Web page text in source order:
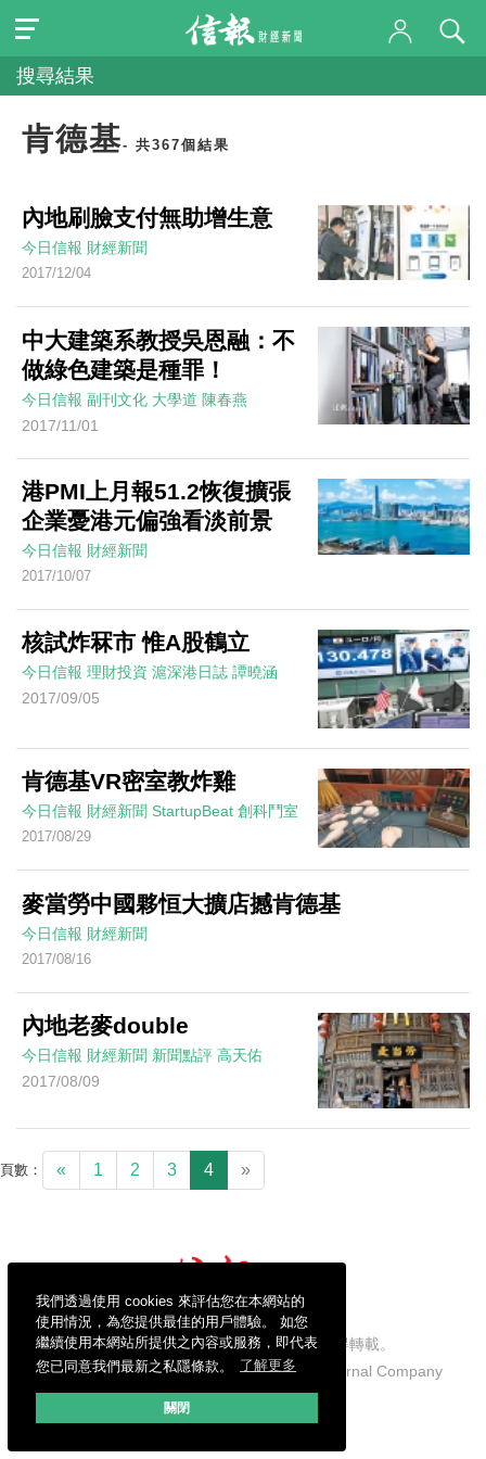
我們透過使用 cookies 來評估您在本網站的
使用情況，為您提供最佳的用戶體驗。 如您
繼續使用本網站所提供之內容或服務，即代表
您已同意我們最新之私隱條款。
了解更多
關閉
搜尋結果
肯德基- 共367個結果
內地刷臉支付無助增生意
今日信報 財經新聞
2017/12/04
中大建築系教授吳恩融：不
做綠色建築是種罪！
今日信報 副刊文化 大學道 陳春燕
2017/11/01
港PMI上月報51.2恢復擴張
企業憂港元偏強看淡前景
今日信報 財經新聞
2017/10/07
核試炸冧市 惟A股鶴立
今日信報 理財投資 滬深港日誌 譚曉涵
2017/09/05
肯德基VR密室教炸雞
今日信報 財經新聞 StartupBeat 創科鬥室
2017/08/29
麥當勞中國夥恒大擴店撼肯德基
今日信報 財經新聞
2017/08/16
內地老麥double
今日信報 財經新聞 新聞點評 高天佑
2017/08/09
頁數： « 1 2 3 4 »
信報財經新聞有限公司版權所有，不得轉載。
Copyright © 2026 Hong Kong Economic Journal Company
Limited. All rights reserved.